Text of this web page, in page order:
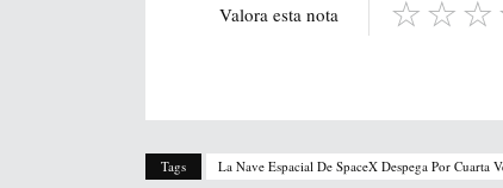
Valora esta nota
Tags La Nave Espacial De SpaceX Despega Por Cuarta